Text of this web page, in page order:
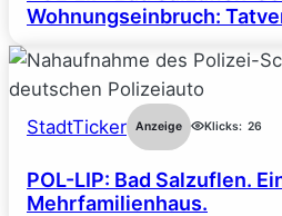
Wohnungseinbruch:
StadtTicker Anzeige Klicks: 26
POL-LIP: Bad Salzuflen.
Mehrfamilienhaus.